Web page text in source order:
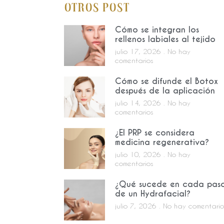
Otros Post
Cómo se integran los
rellenos labiales al tejido
julio 17, 2026
No hay
comentarios
Cómo se difunde el Botox
después de la aplicación
julio 14, 2026
No hay
comentarios
¿El PRP se considera
medicina regenerativa?
julio 10, 2026
No hay
comentarios
¿Qué sucede en cada
de un Hydrafacial?
julio 7, 2026 No hay